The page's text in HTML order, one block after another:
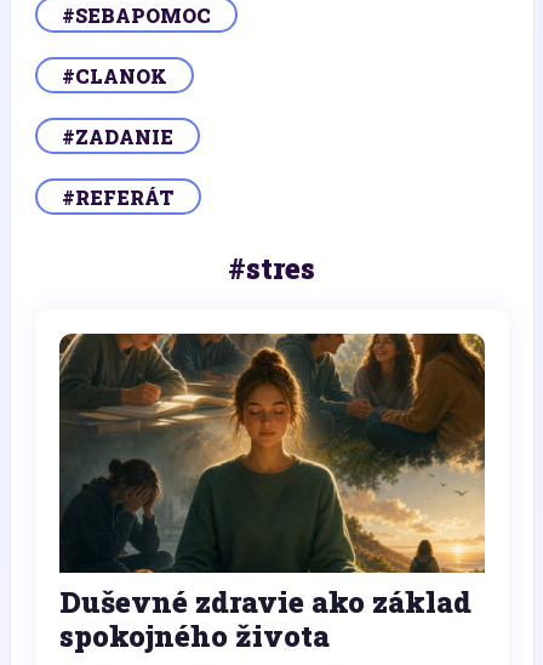
#SEBAPOMOC
#CLANOK
#ZADANIE
#REFERÁT
#stres
Duševné zdravie ako základ
spokojného života